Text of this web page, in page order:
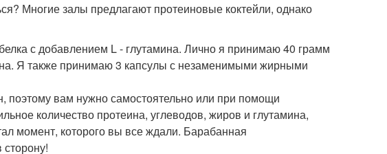
Многие залы предлагают протеиновые коктейли, однако
с добавлением L - глутамина. Лично я принимаю 40 грамм
Я также принимаю 3 капсулы с незаменимыми жирными
поэтому вам нужно самостоятельно или при помощи
количество протеина, углеводов, жиров и глутамина,
момент, которого вы все ждали. Барабанная